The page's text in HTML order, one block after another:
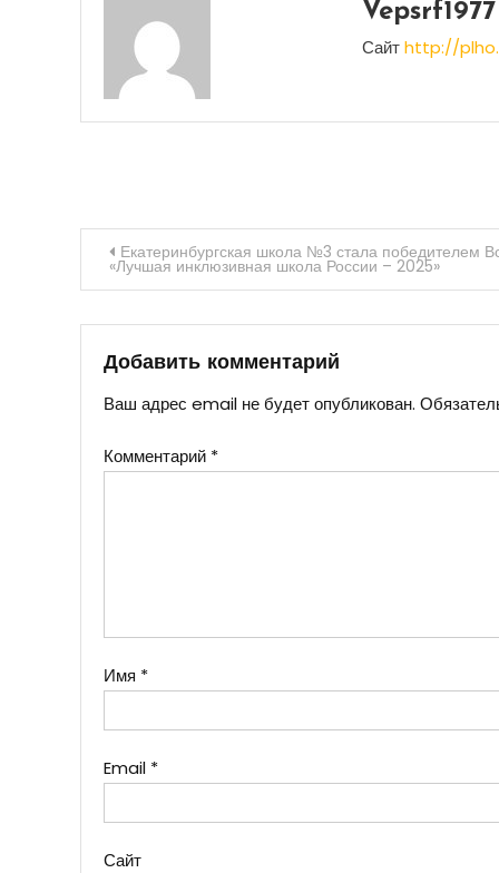
Vepsrf1977
Сайт http://
Навигация
по
записям
Екатеринбургская школа №3 стала победителем
«Лучшая инклюзивная школа России – 2025»
Добавить комментарий
Ваш адрес email не будет опубликован.
Комментарий *
Имя *
Email *
Сайт